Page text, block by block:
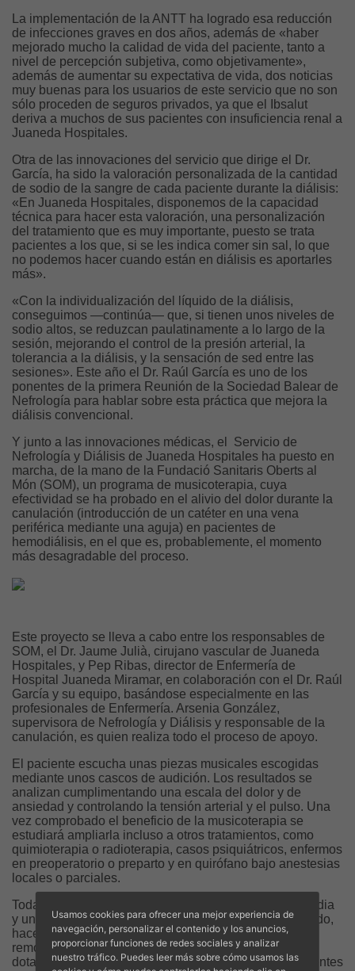
La implementación de la ANTT ha logrado esa reducción
de infecciones graves en dos años, además de «haber
mejorado mucho la calidad de vida del paciente, tanto a
nivel de percepción subjetiva, como objetivamente»,
además de aumentar su expectativa de vida, dos noticias
muy buenas para los usuarios de este servicio que no son
sólo proceden de seguros privados, ya que el Ibsalut
deriva a muchos de sus pacientes con insuficiencia renal a
Juaneda Hospitales.
Otra de las innovaciones del servicio que dirige el Dr.
García, ha sido la valoración personalizada de la cantidad
de sodio de la sangre de cada paciente durante la diálisis:
«En Juaneda Hospitales, disponemos de la capacidad
técnica para hacer esta valoración, una personalización
del tratamiento que es muy importante, puesto se trata
pacientes a los que, si se les indica comer sin sal, lo que
no podemos hacer cuando están en diálisis es aportarles
más».
«Con la individualización del líquido de la diálisis,
conseguimos —continúa— que, si tienen unos niveles de
sodio altos, se reduzcan paulatinamente a lo largo de la
sesión, mejorando el control de la presión arterial, la
tolerancia a la diálisis, y la sensación de sed entre las
sesiones». Este año el Dr. Raúl García es uno de los
ponentes de la primera Reunión de la Sociedad Balear de
Nefrología para hablar sobre esta práctica que mejora la
diálisis convencional.
Y junto a las innovaciones médicas, el Servicio de
Nefrología y Diálisis de Juaneda Hospitales ha puesto en
marcha, de la mano de la Fundació Sanitaris Oberts al
Món (SOM), un programa de musicoterapia, cuya
efectividad se ha probado en el alivio del dolor durante la
canulación (introducción de un catéter en una vena
periférica mediante una aguja) en pacientes de
hemodiálisis, en el que es, probablemente, el momento
más desagradable del proceso.
Este proyecto se lleva a cabo entre los responsables de
SOM, el Dr. Jaume Julià, cirujano vascular de Juaneda
Hospitales, y Pep Ribas, director de Enfermería de
Hospital Juaneda Miramar, en colaboración con el Dr. Raúl
García y su equipo, basándose especialmente en las
profesionales de Enfermería. Arsenia González,
supervisora de Nefrología y Diálisis y responsable de la
canulación, es quien realiza todo el proceso de apoyo.
El paciente escucha unas piezas musicales escogidas
mediante unos cascos de audición. Los resultados se
analizan cumplimentando una escala del dolor y de
ansiedad y controlando la tensión arterial y el pulso. Una
vez comprobado el beneficio de la musicoterapia se
estudiará ampliarla incluso a otros tratamientos, como
quimioterapia o radioterapia, casos psiquiátricos, enfermos
en preoperatorio o preparto y en quirófano bajo anestesias
locales o parciales.
Todas estas medidas, junto con tecnología de vanguardia
y un equipo profesional altamente cualificado y motivado,
hacen que este servicio, con 40 años de experiencia,
remodelado en 2017, con vistas al mar y luz natural,
dotado con 29 puestos de tratamiento, tanto para pacientes
Usamos cookies para ofrecer una mejor experiencia de
navegación, personalizar el contenido y los anuncios,
proporcionar funciones de redes sociales y analizar
nuestro tráfico. Puedes leer más sobre cómo usamos las